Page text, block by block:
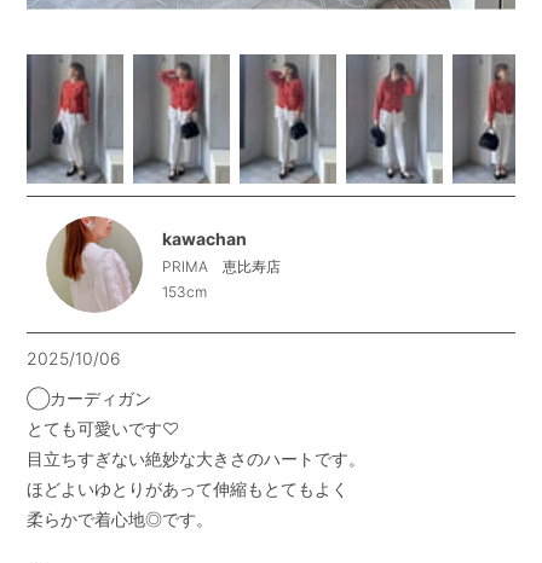
kawachan
PRIMA 恵比寿店
153cm
2025/10/06
◯カーディガン
とても可愛いです♡
目立ちすぎない絶妙な大きさのハートです。
ほどよいゆとりがあって伸縮もとてもよく
柔らかで着心地◎です。